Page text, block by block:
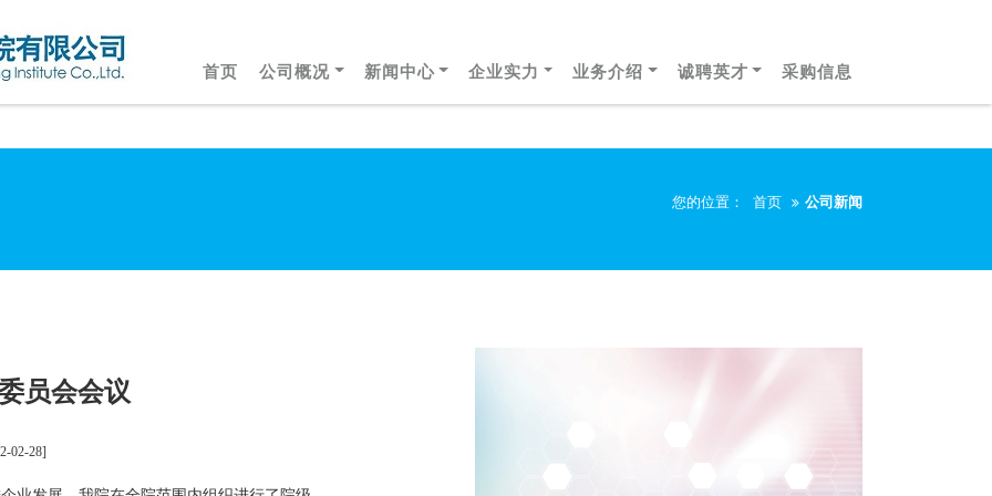
首页 公司概况 新闻中心 企业实力 业务介绍 诚聘英才 采购信息
您的位置： 首页 公司新闻